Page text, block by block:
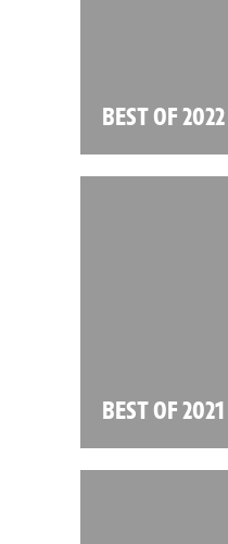
BEST OF 2022
BEST OF 2021